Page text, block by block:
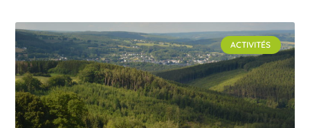
ACTIVITÉS